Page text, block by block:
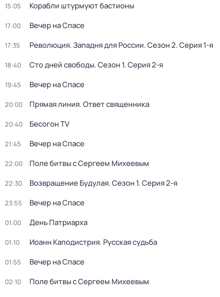
15:05 Корабли штурмуют бастионы
17:00 Вeчер на Спасe
17:35 Революция. Западня для России. Сезон 2. Серия 1-я
18:40 Сто дней свободы. Сезон 1. Серия 2-я
19:45 Вeчер на Спасe
20:00 Прямая линия. Ответ священника
20:40 Бесогон TV
21:45 Вeчер на Спасe
22:00 Поле битвы с Сергеем Михеевым
22:30 Возвращение Будулая. Сезон 1. Серия 2-я
23:55 Вeчер на Спасe
01:00 День Патриарха
01:10 Иоанн Каподистрия. Русская судьба
01:55 Вeчер на Спасe
02:10
Поле битвы с Сергеем Михеевым